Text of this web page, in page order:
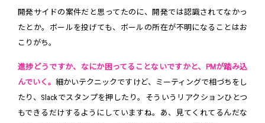
開発サイドの案件だと思ってたのに、開発では認識されてなかっ
たとか。ボールを投げても、ボールの所在が不明になることはお
こりがち。
進捗どうですか、なにか困ってることないですかと、PMが踏み込
んでいく。細かいテクニックですけど、ミーティングで相づちをし
たり、Slackでスタンプを押したり。そういうリアクションひとつ
もできるだけするようにしていますね。あ、見てくれてるんだな